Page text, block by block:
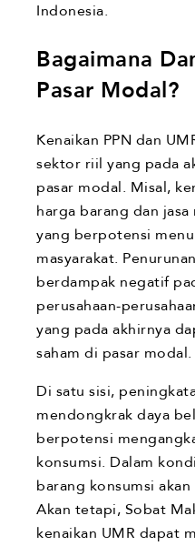
Indonesia.
Bagaimana
Pasar Modal?
Kenaikan PPN dan
sektor riil yang pada
pasar modal. Misal,
harga barang dan
yang berpotensi
masyarakat.
berdampak negatif
perusahaan-
yang pada akhirnya
saham di pasar modal.
Di satu sisi,
mendongkrak daya
berpotensi
konsumsi. Dalam
barang konsumsi
Akan tetapi, Sobat
kenaikan UMR dapat